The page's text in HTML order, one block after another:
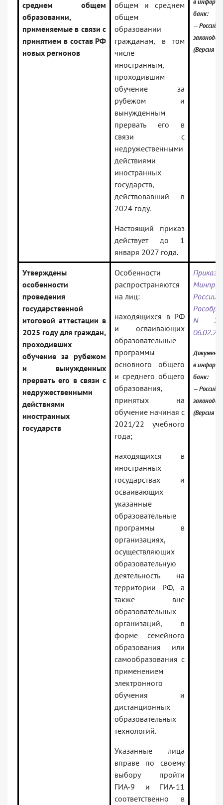
среднем общем
образовании,
применяемые в связи с
принятием в состав РФ
новых регионов
общем и среднем
общем
образовании
гражданам, в том
числе
иностранным,
проходившим
обучение за
рубежом и
вынужденным
прервать его в
связи с
недружественными
действиями
иностранных
государств,
действовавший в
2024 году.
Настоящий приказ
действует до 1
января 2027 года.
банк:
—
(Версия
Утверждены
особенности
проведения
государственной
итоговой аттестации в
2025 году для граждан,
проходивших
обучение за рубежом
и вынужденных
прервать его в связи с
недружественными
действиями
иностранных
государств
Особенности
распространяются
на лиц:
находящихся в РФ
и осваивающих
образовательные
программы
основного общего
и среднего общего
образования,
принятых на
обучение начиная с
2021/22 учебного
года;
находящихся в
иностранных
государствах и
осваивающих
указанные
образовательные
программы в
организациях,
осуществляющих
образовательную
деятельность на
территории РФ, а
также вне
образовательных
организаций, в
форме семейного
образования или
самообразования с
применением
электронного
обучения и
дистанционных
образовательных
технологий.
Указанные лица
вправе по своему
выбору пройти
ГИА-9 и ГИА-11
соответственно в
Приказ
N
Документ
в
банк:
—
(Версия